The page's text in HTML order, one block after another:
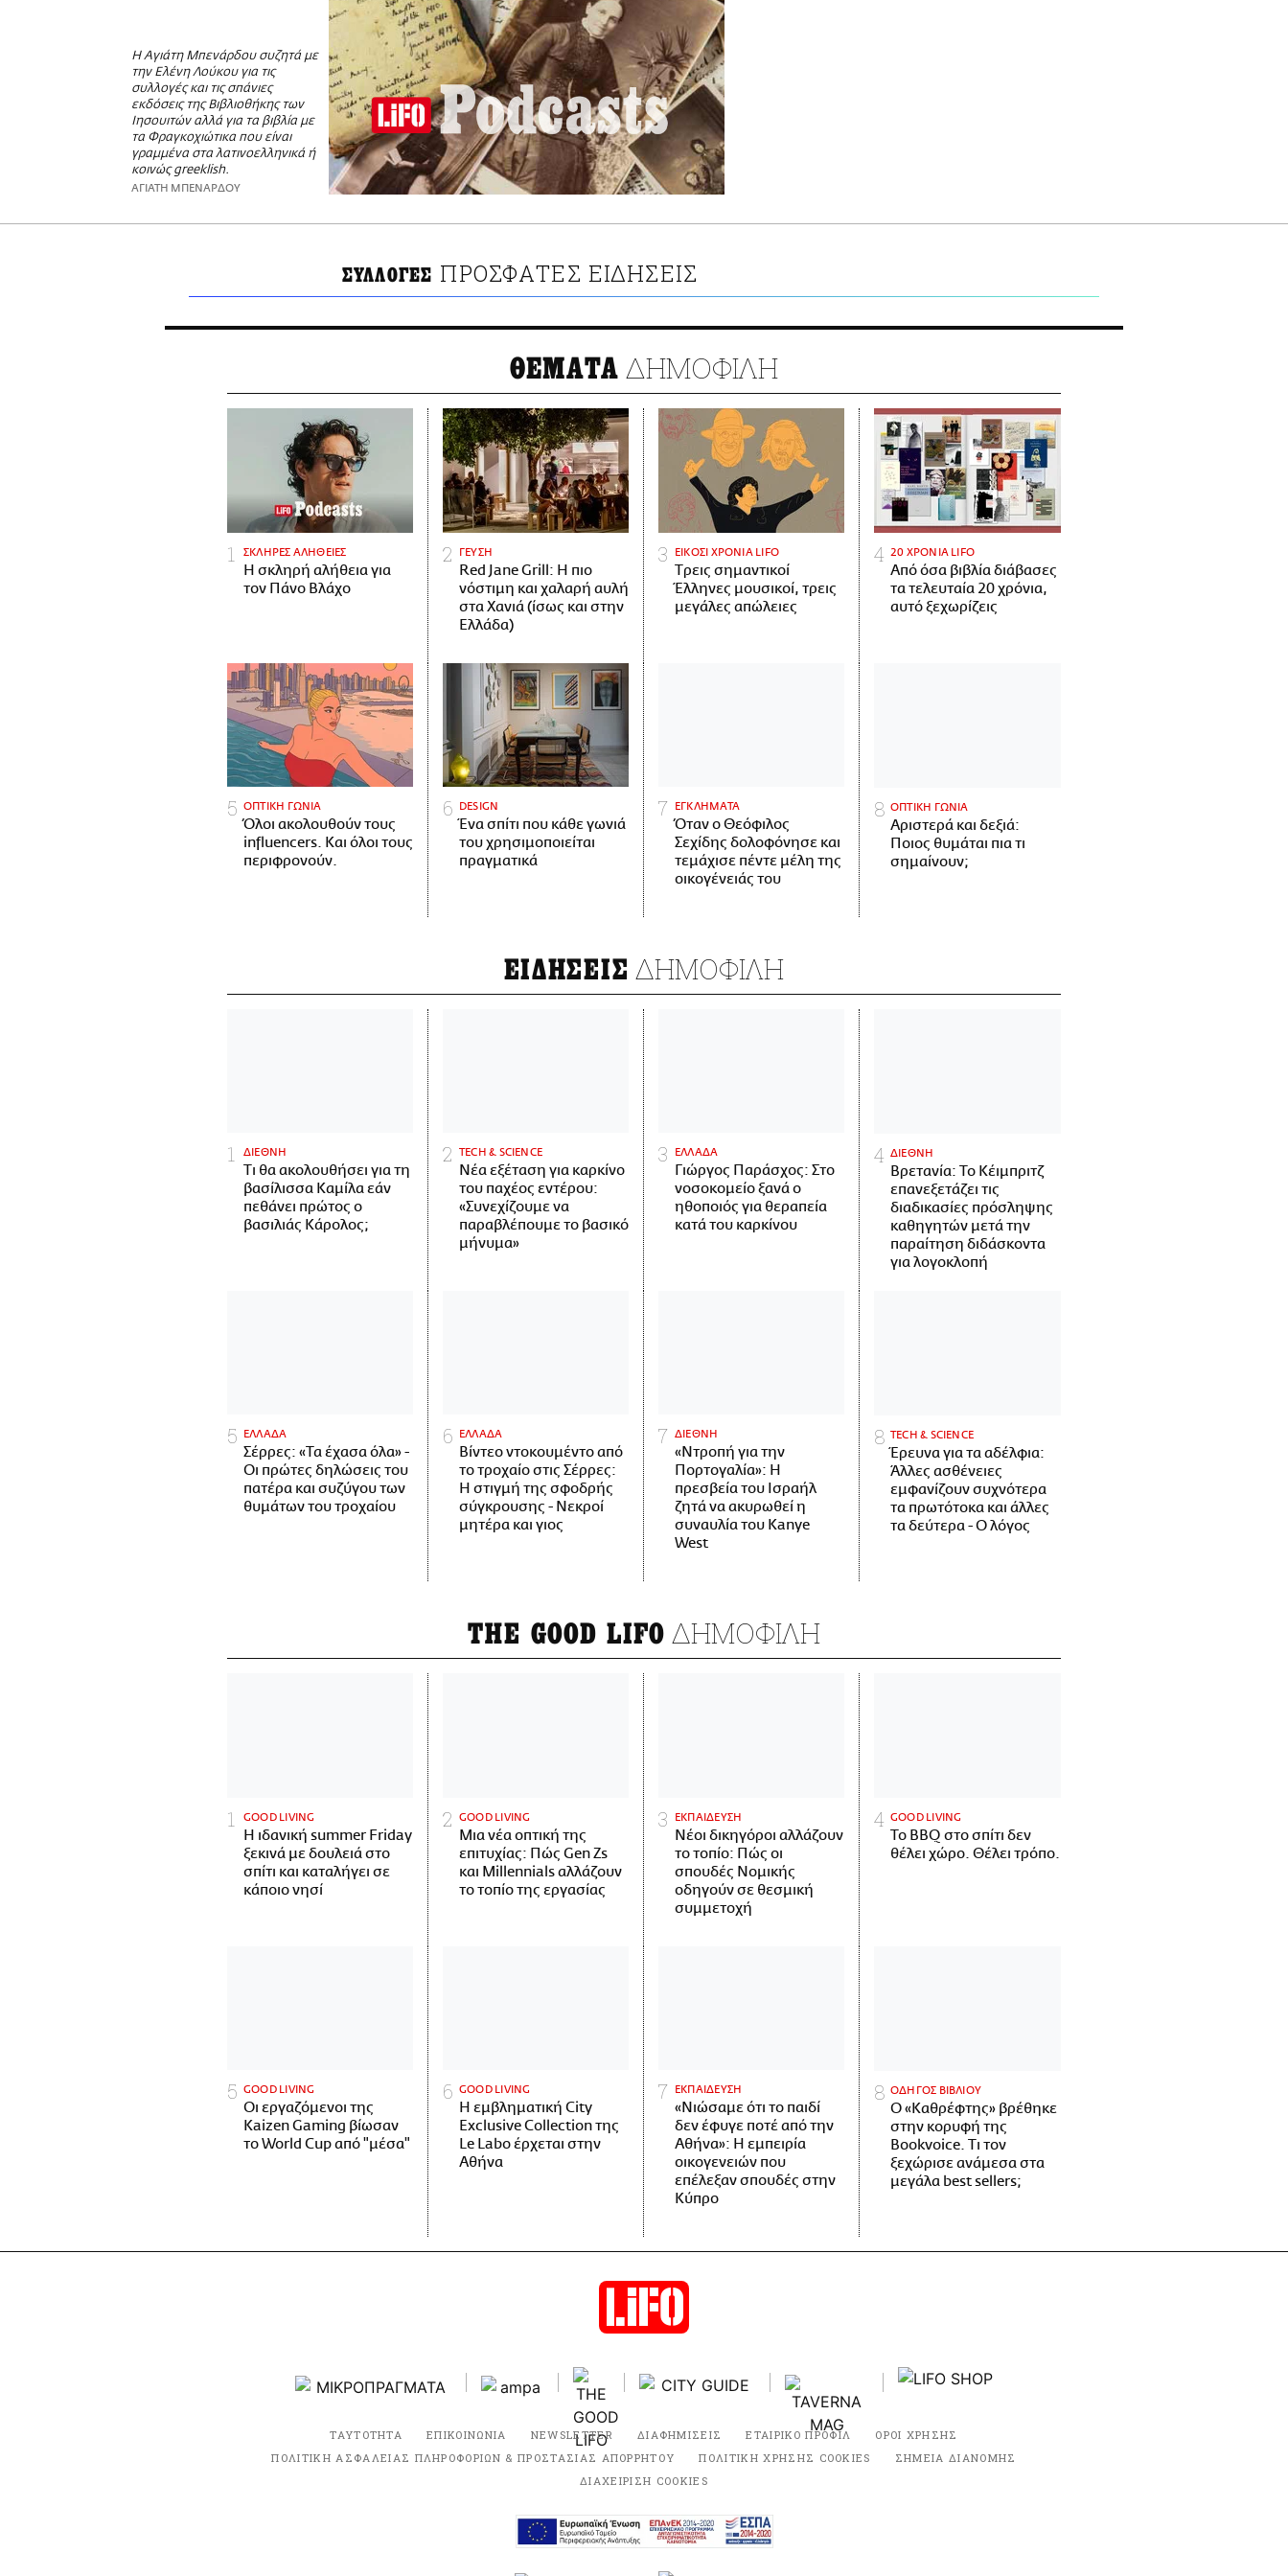
H Αγιάτη Μπενάρδου συζητά με
την Ελένη Λούκου για τις
συλλογές και τις σπάνιες
εκδόσεις της Βιβλιοθήκης των
Ιησουιτών αλλά για τα βιβλία με
τα Φραγκοχιώτικα που είναι
γραμμένα στα λατινοελληνικά ή
κοινώς greeklish.
ΑΓΙΑΤΗ ΜΠΕΝΑΡΔΟΥ
ΣΥΛΛΟΓΕΣ ΠΡΟΣΦΑΤΕΣ ΕΙΔΗΣΕΙΣ
ΘΕΜΑΤΑ ΔΗΜΟΦΙΛΗ
ΣΚΛΗΡΕΣ ΑΛΗΘΕΙΕΣ
H σκληρή αλήθεια για
τον Πάνο Βλάχο
ΓΕΥΣΗ
Red Jane Grill: Η πιο
νόστιμη και χαλαρή αυλή
στα Χανιά (ίσως και στην
Ελλάδα)
ΕΙΚΟΣΙ ΧΡΟΝΙΑ LIFO
Tρεις σημαντικοί
Έλληνες μουσικοί, τρεις
μεγάλες απώλειες
20 ΧΡΟΝΙΑ LIFO
Από όσα βιβλία διάβασες
τα τελευταία 20 χρόνια,
αυτό ξεχωρίζεις
ΟΠΤΙΚΗ ΓΩΝΙΑ
Όλοι ακολουθούν τους
influencers. Και όλοι τους
περιφρονούν.
DESIGN
Ένα σπίτι που κάθε γωνιά
του χρησιμοποιείται
πραγματικά
ΕΓΚΛΗΜΑΤΑ
Όταν ο Θεόφιλος
Σεχίδης δολοφόνησε και
τεμάχισε πέντε μέλη της
οικογένειάς του
ΟΠΤΙΚΗ ΓΩΝΙΑ
Αριστερά και δεξιά:
Ποιος θυμάται πια τι
σημαίνουν;
ΕΙΔΗΣΕΙΣ ΔΗΜΟΦΙΛΗ
ΔΙΕΘΝΗ
Τι θα ακολουθήσει για τη
βασίλισσα Καμίλα εάν
πεθάνει πρώτος ο
βασιλιάς Κάρολος;
ΤECH & SCIENCE
Νέα εξέταση για καρκίνο
του παχέος εντέρου:
«Συνεχίζουμε να
παραβλέπουμε το βασικό
μήνυμα»
ΕΛΛΑΔΑ
Γιώργος Παράσχος: Στο
νοσοκομείο ξανά ο
ηθοποιός για θεραπεία
κατά του καρκίνου
ΔΙΕΘΝΗ
Βρετανία: Το Κέιμπριτζ
επανεξετάζει τις
διαδικασίες πρόσληψης
καθηγητών μετά την
παραίτηση διδάσκοντα
για λογοκλοπή
ΕΛΛΑΔΑ
Σέρρες: «Τα έχασα όλα» -
Οι πρώτες δηλώσεις του
πατέρα και συζύγου των
θυμάτων του τροχαίου
ΕΛΛΑΔΑ
Βίντεο ντοκουμέντο από
το τροχαίο στις Σέρρες:
Η στιγμή της σφοδρής
σύγκρουσης - Νεκροί
μητέρα και γιος
ΔΙΕΘΝΗ
«Ντροπή για την
Πορτογαλία»: Η
πρεσβεία του Ισραήλ
ζητά να ακυρωθεί η
συναυλία του Kanye
West
ΤECH & SCIENCE
Έρευνα για τα αδέλφια:
Άλλες ασθένειες
εμφανίζουν συχνότερα
τα πρωτότοκα και άλλες
τα δεύτερα - Ο λόγος
THE GOOD LIFO ΔΗΜΟΦΙΛΗ
GOOD LIVING
Η ιδανική summer Friday
ξεκινά με δουλειά στο
σπίτι και καταλήγει σε
κάποιο νησί
GOOD LIVING
Μια νέα οπτική της
επιτυχίας: Πώς Gen Zs
και Millennials αλλάζουν
το τοπίο της εργασίας
ΕΚΠΑΙΔΕΥΣΗ
Νέοι δικηγόροι αλλάζουν
το τοπίο: Πώς οι
σπουδές Νομικής
οδηγούν σε θεσμική
συμμετοχή
GOOD LIVING
Το BBQ στο σπίτι δεν
θέλει χώρο. Θέλει τρόπο.
GOOD LIVING
Οι εργαζόμενοι της
Kaizen Gaming βίωσαν
το World Cup από "μέσα"
GOOD LIVING
Η εμβληματική City
Exclusive Collection της
Le Labo έρχεται στην
Αθήνα
ΕΚΠΑΙΔΕΥΣΗ
«Νιώσαμε ότι το παιδί
δεν έφυγε ποτέ από την
Αθήνα»: Η εμπειρία
οικογενειών που
επέλεξαν σπουδές στην
Κύπρο
ΟΔΗΓΟΣ ΒΙΒΛΙΟΥ
Ο «Καθρέφτης» βρέθηκε
στην κορυφή της
Bookvoice. Τι τον
ξεχώρισε ανάμεσα στα
μεγάλα best sellers;
ΤΑΥΤΟΤΗΤΑ ΕΠΙΚΟΙΝΩΝΙΑ NEWSLETTER ΔΙΑΦΗΜΙΣΕΙΣ ΕΤΑΙΡΙΚΟ ΠΡΟΦΙΛ
ΟΡΟΙ ΧΡΗΣΗΣ
ΠΟΛΙΤΙΚΗ ΑΣΦΑΛΕΙΑΣ ΠΛΗΡΟΦΟΡΙΩΝ & ΠΡΟΣΤΑΣΙΑΣ ΑΠΟΡΡΗΤΟΥ
ΠΟΛΙΤΙΚΗ ΧΡΗΣΗΣ COOKIES
ΣΗΜΕΙΑ ΔΙΑΝΟΜΗΣ
ΔΙΑΧΕΙΡΙΣΗ COOKIES